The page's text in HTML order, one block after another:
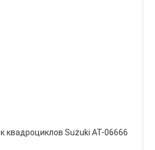
квадроциклов Suzuki AT-06666